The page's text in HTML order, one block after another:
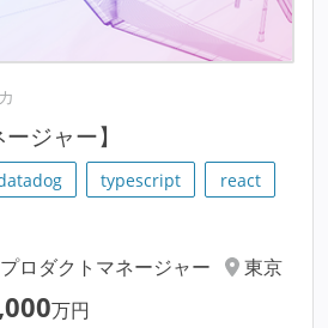
ジャー】
typescript
react
プロダクトマネージャー
東京
万円